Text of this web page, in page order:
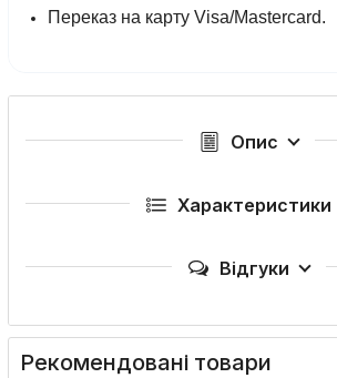
Переказ на карту Visa/Mastercard.
Опис
Характеристики
Відгуки
Рекомендовані товари